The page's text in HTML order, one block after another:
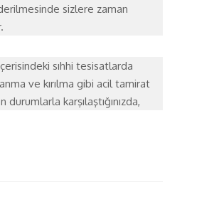
sizlere zaman
sıhhi tesisatlarda
ve kırılma gibi acil tamirat
durumlarla karşılaştığınızda,